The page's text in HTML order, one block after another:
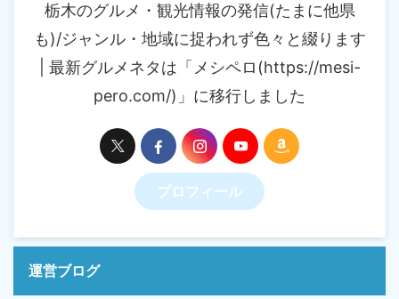
栃木のグルメ・観光情報の発信(たまに他県
も)/ジャンル・地域に捉われず色々と綴ります
| 最新グルメネタは「メシペロ(https://mesi-
pero.com/)」に移行しました
プロフィール
運営ブログ